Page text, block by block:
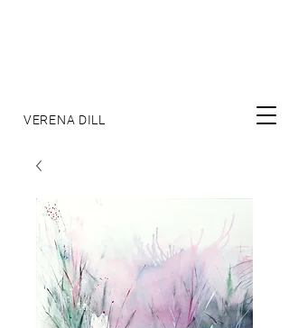
VERENA DILL